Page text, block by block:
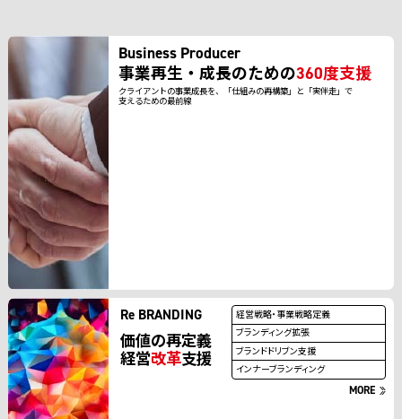
Business Producer
事業再生・成長のための360度支援
クライアントの事業成長を、「仕組みの再構築」と「実伴走」で
支えるための最前線
Re BRANDING
価値の再定義
経営改革支援
経営戦略・事業戦略定義
ブランディング拡張
ブランドドリブン支援
インナーブランディング
MORE